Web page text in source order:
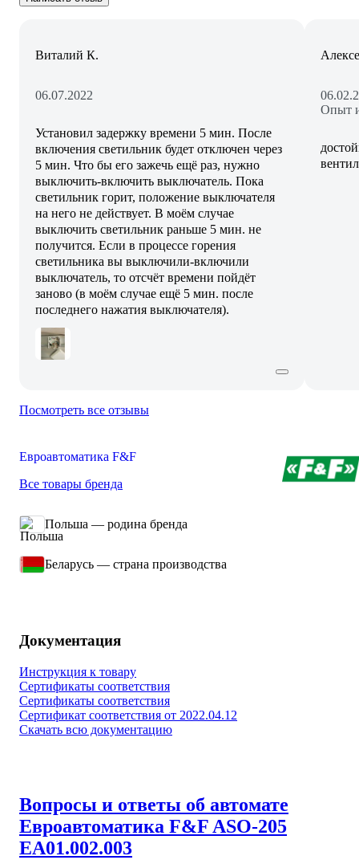
Виталий К.
06.07.2022
Установил задержку времени 5 мин. После
включения светильник будет отключен через
5 мин. Что бы его зажечь ещё раз, нужно
выключить-включить выключатель. Пока
светильник горит, положение выключателя
на него не действует. В моём случае
выключить светильник раньше 5 мин. не
получится. Если в процессе горения
светильника вы выключили-включили
выключатель, то отсчёт времени пойдёт
заново (в моём случае ещё 5 мин. после
последнего нажатия выключателя).
Опыт
Посмотреть все отзывы
Евроавтоматика F&F
Все товары бренда
Польша — родина бренда
Беларусь — страна производства
Документация
Инструкция к товару
Сертификаты соответствия
Сертификаты соответствия
Сертификат соответствия от 2022.04.12
Скачать всю документацию
Вопросы и ответы об автомате
Евроавтоматика F&F ASO-205
EA01.002.003